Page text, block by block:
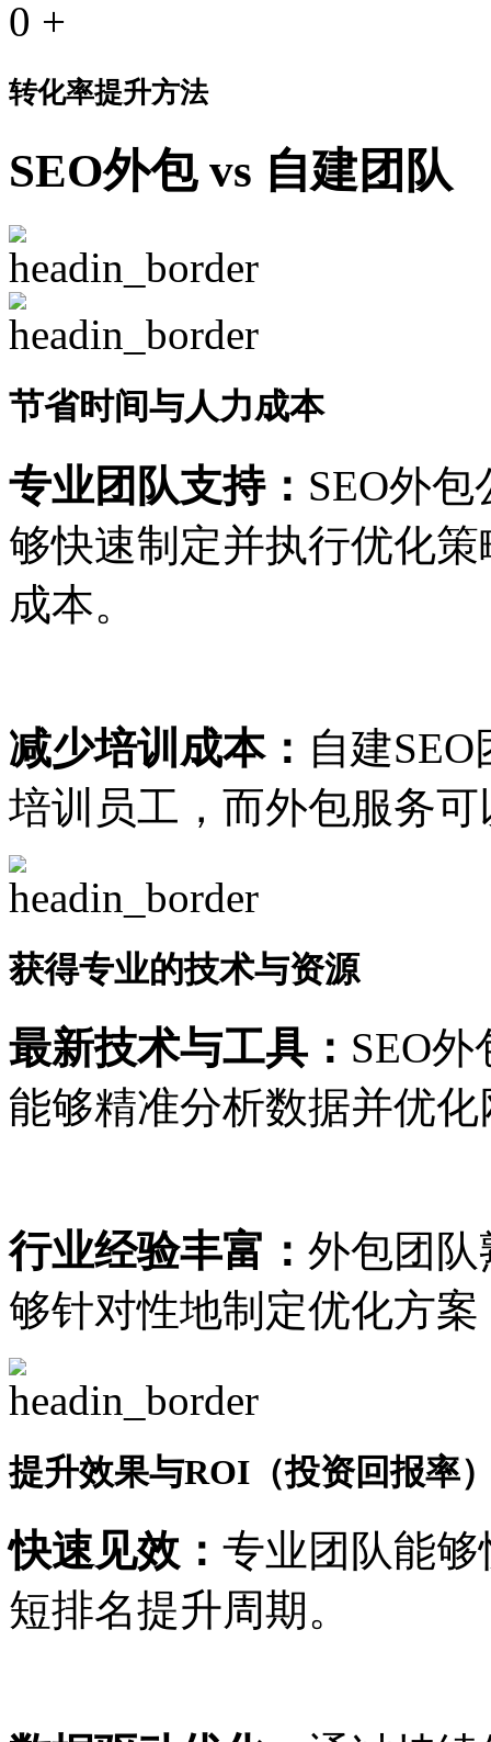
0 +
转化率提升方法
SEO外包 vs 自建团队
节省时间与人力成本
专业团队支持： SEO外
够快速制定并执行优化
成本。
减少培训成本： 自建
培训员工，而外包服务
获得专业的技术与资源
最新技术与工具： SEO
能够精准分析数据并优化
行业经验丰富： 外包团队
够针对性地制定优化方
提升效果与ROI（投资回报率
快速见效： 专业团队能
短排名提升周期。